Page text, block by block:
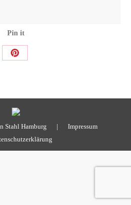
Pin it
Share
Stahl Hamburg | Impressum